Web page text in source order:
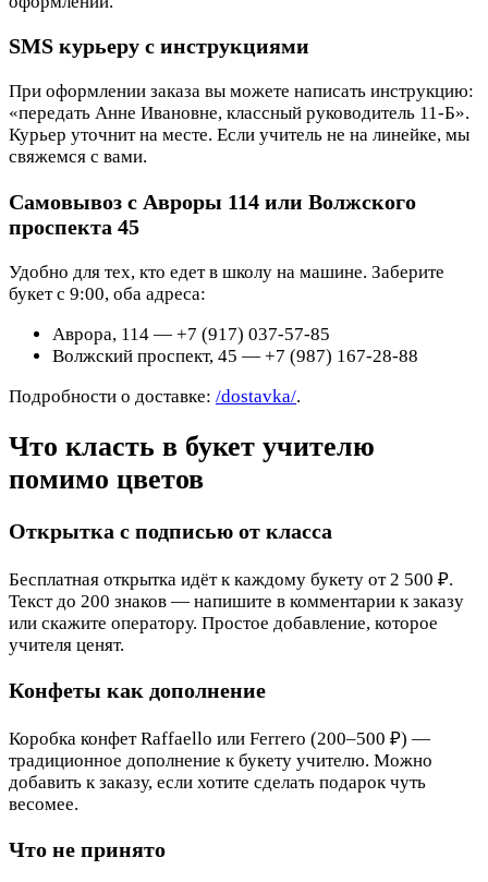
SMS курьеру с инструкциями
При оформлении заказа вы можете написать инструкцию:
«передать Анне Ивановне, классный руководитель 11-Б».
Курьер уточнит на месте. Если учитель не на линейке, мы
свяжемся с вами.
Самовывоз с Авроры 114 или Волжского
проспекта 45
Удобно для тех, кто едет в школу на машине. Заберите
букет с 9:00, оба адреса:
Аврора, 114 — +7 (917) 037-57-85
Волжский проспект, 45 — +7 (987) 167-28-88
Подробности о доставке: /dostavka/.
Что класть в букет учителю
помимо цветов
Открытка с подписью от класса
Бесплатная открытка идёт к каждому букету от 2 500 ₽.
Текст до 200 знаков — напишите в комментарии к заказу
или скажите оператору. Простое добавление, которое
учителя ценят.
Конфеты как дополнение
Коробка конфет Raffaello или Ferrero (200–500 ₽) —
традиционное дополнение к букету учителю. Можно
добавить к заказу, если хотите сделать подарок чуть
весомее.
Что не принято